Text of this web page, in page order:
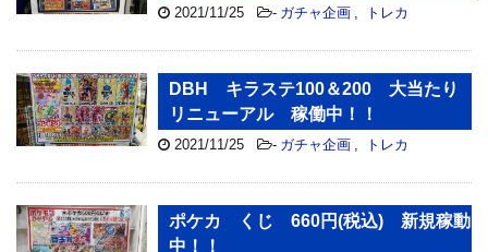
2021/11/25 - ガチャ企画 トレカ
DBH キラステ100＆200 大当たり
リニューアル 稼働中！！
2021/11/25 - ガチャ企画 トレカ
ポケカ くじ 660円(税込) 新規稼動
中！！